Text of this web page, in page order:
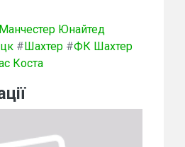
Манчестер Юнайтед
#Шахтер #ФК Шахтер
Коста